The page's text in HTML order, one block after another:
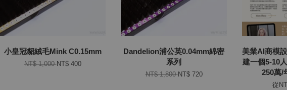
小皇冠貂絨毛Mink C0.15mm
NT$ 1,000NT$ 400
Dandelion浦公英0.04mm綿密
系列
NT$ 1,800NT$ 720
美業AI商模
建一個5-10
250萬/
從